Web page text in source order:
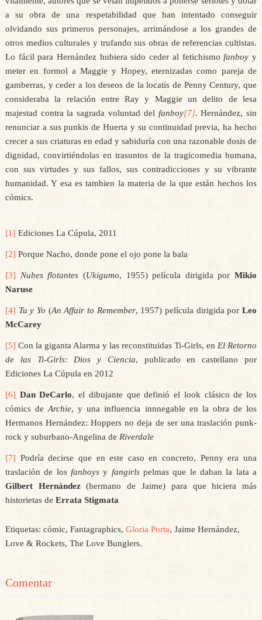
a su obra de una respetabilidad que han intentado conseguir
olvidando sus primeros personajes, arrimándose a los grandes de
otros medios culturales y trufando sus obras de referencias cultistas.
Lo fácil para Hernández hubiera sido ceder al fetichismofanboy y
meter en formol a Maggie y Hopey, eternizadas como pareja de
gamberras, y ceder a los deseos de la locatis de Penny Century, que
consideraba la relación entre Ray y Maggie un delito de lesa
majestad contra la sagrada voluntad del fanboy[7]. Hernández, sin
renunciar a sus punkis de Huerta y su continuidad previa, ha hecho
crecer a sus criaturas en edad y sabiduría con una razonable dosis de
dignidad, convirtiéndolas en trasuntos de la tragicomedia humana,
con sus virtudes y sus fallos, sus contradicciones y su vibrante
humanidad. Y esa es tambien la materia de la que están hechos los
cómics.
[1] Ediciones La Cúpula, 2011
[2] Porque Nacho, donde pone el ojo pone la bala
[3] Nubes flotantes (Ukigumo, 1955) película dirigida porMikio
Naruse
[4] Tu y Yo (An Affair to Remember, 1957) película dirigida porLeo
McCarey
[5] Con la giganta Alarma y las reconstituidas Ti-Girls, en El Retorno
de las Ti-Girls: Dios y Ciencia, publicado en castellano por
Ediciones La Cúpula en 2012
[6] Dan DeCarlo, el dibujante que definió el look clásico de los
cómics deArchie, y una influencia innnegable en la obra de los
Hermanos Hernández: Hoppers no deja de ser una traslación punk-
rock y suburbano-Angelina de Riverdale
[7] Podría decirse que en este caso en concreto, Penny era una
traslación de los fanboysy fangirlspelmas que le daban la lata a
Gilbert Hernández(hermano de Jaime) para que hiciera más
historietas de Errata Stigmata
Etiquetas: cómic, Fantagraphics, Gloria Porta, Jaime Hernández,
Love & Rockets, The Love Bunglers.
Comentar